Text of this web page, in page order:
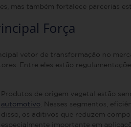
mas também fortalece parcerias
Força
vetor de transformação no
Entre eles estão
Produtos de origem vegetal estão
automotivo . Nesses segmentos,
disso, os aditivos que reduzem
especialmente importante em